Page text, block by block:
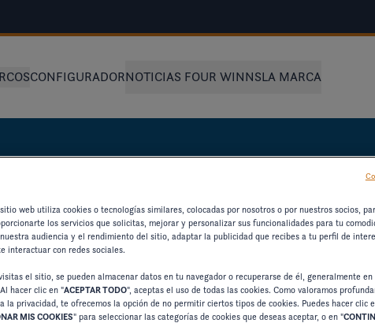
CONFIGURADORNOTICIAS FOUR WINNSLA MARCA
web utiliza cookies o tecnologías similares, colocadas por nosotros o por nuestros socios,
los servicios que solicitas, mejorar y personalizar sus funcionalidades para tu
audiencia y el rendimiento del sitio, adaptar la publicidad que recibes a tu perfil de
interactuar con redes sociales.
el sitio, se pueden almacenar datos en tu navegador o recuperarse de él, generalmente en
hacer clic en "ACEPTAR TODO", aceptas el uso de todas las cookies. Como valoramos
la privacidad, te ofrecemos la opción de no permitir ciertos tipos de cookies. Puedes hacer clic
MIS COOKIES" para seleccionar las categorías de cookies que deseas aceptar, o en "